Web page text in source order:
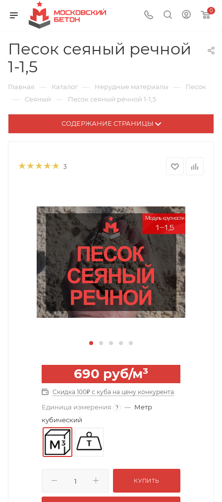
0
Песок сеяный речной
1-1,5
Главная — Каталог — Нерудные материалы — Песок
— Сеяный — Песок сеяный речной 1-1,5
СОДЕРЖАНИЕ СТРАНИЦЫ
3
690 руб/м³
Скидка 100₽ с куба на цену конкурента
Единица измерения ? — Метр
кубический
КУПИТЬ